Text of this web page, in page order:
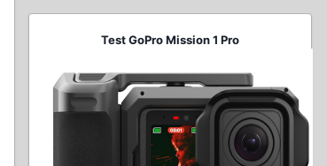
Test GoPro Mission 1 Pro